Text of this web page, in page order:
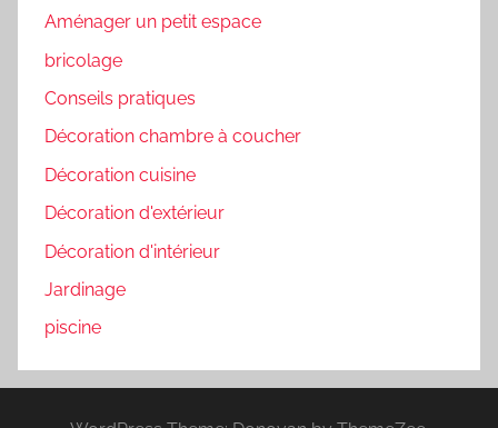
Aménager un petit espace
bricolage
Conseils pratiques
Décoration chambre à coucher
Décoration cuisine
Décoration d'extérieur
Décoration d'intérieur
Jardinage
piscine